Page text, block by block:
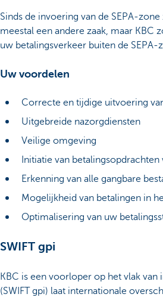
Sinds de invoering van de SEPA-
meestal een andere zaak, maar
uw betalingsverkeer buiten de
Uw voordelen
Correcte en tijdige uitvoering
Uitgebreide nazorgdiensten
Veilige omgeving
Initiatie van
Erkenning van alle gangbare
Mogelijkheid van betalingen in
Optimalisering van uw
SWIFT gpi
KBC is een voorloper op het vlak
(SWIFT gpi) laat internationale